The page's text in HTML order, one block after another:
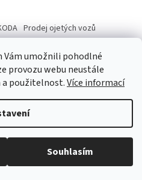
Vám umožnili pohodlné
provozu webu neustále
a použitelnost.Více informací
Souhlasím
Prodej ojetých vozů
. Všechna práva vyhrazena.
cookies